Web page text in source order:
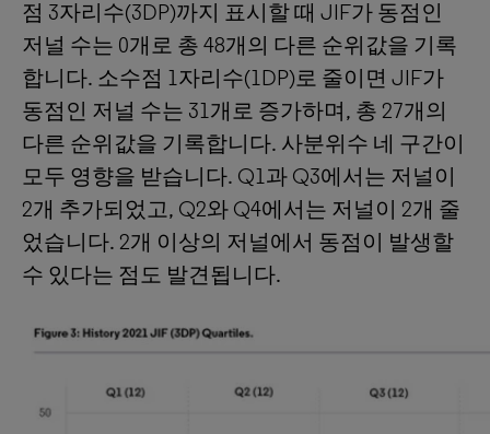
점 3자리수(3DP)까지 표시할 때 JIF가 동점인
저널 수는 0개로 총 48개의 다른 순위값을 기록
합니다. 소수점 1자리수(1DP)로 줄이면 JIF가
동점인 저널 수는 31개로 증가하며, 총 27개의
다른 순위값을 기록합니다. 사분위수 네 구간이
모두 영향을 받습니다. Q1과 Q3에서는 저널이
2개 추가되었고, Q2와 Q4에서는 저널이 2개 줄
었습니다. 2개 이상의 저널에서 동점이 발생할
수 있다는 점도 발견됩니다.